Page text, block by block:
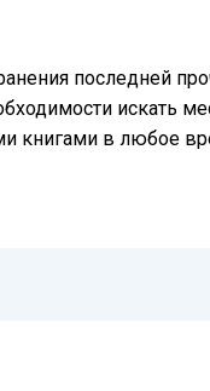
последней
искать
книгами в любое